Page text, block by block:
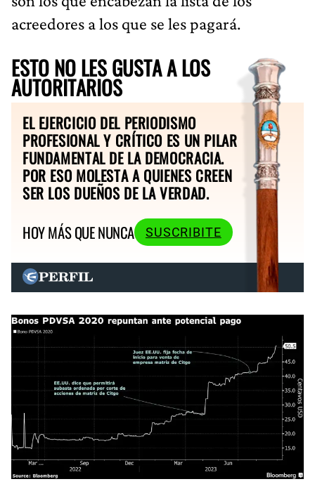
acreedores a los que se les pagará.
ESTO NO LES GUSTA A LOS
AUTORITARIOS
EL EJERCICIO DEL PERIODISMO
PROFESIONAL Y CRÍTICO ES UN PILAR
FUNDAMENTAL DE LA DEMOCRACIA.
POR ESO MOLESTA A QUIENES CREEN
SER LOS DUEÑOS DE LA VERDAD.
HOY MÁS QUE NUNCA
SUSCRIBITE